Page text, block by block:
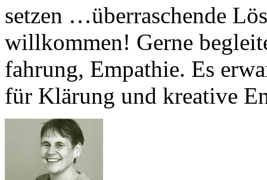
setzen …überraschende
willkommen! Gerne
fah­rung, Em­pa­thie. Es
für Klä­rung und krea­tive